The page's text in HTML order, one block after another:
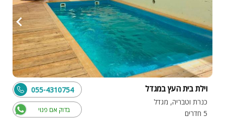
וילת בית העץ במגדל
כנרת וטבריה, מגדל
5 חדרים
בדוק אם פנוי
055-4310754